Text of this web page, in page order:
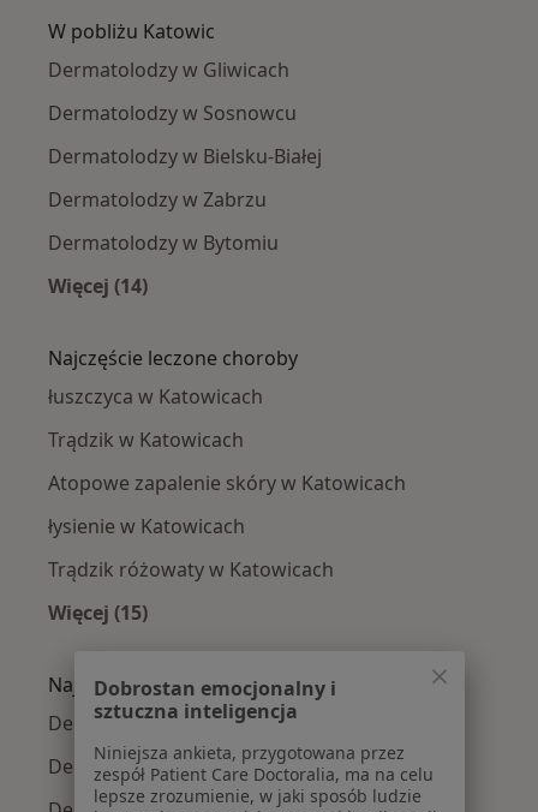
W pobliżu Katowic
Dermatolodzy w Gliwicach
Dermatolodzy w Sosnowcu
Dermatolodzy w Bielsku-Białej
Dermatolodzy w Zabrzu
Dermatolodzy w Bytomiu
Więcej (14)
Najczęście leczone choroby
łuszczyca w Katowicach
Trądzik w Katowicach
Atopowe zapalenie skóry w Katowicach
łysienie w Katowicach
Trądzik różowaty w Katowicach
Więcej (15)
Najpopularniejsze ubezpieczenia
Dermatolodzy z Allianz w Katowicach
Dermatolodzy z POLMED w Katowicach
Dobrostan emocjonalny i
sztuczna inteligencja
Niniejsza ankieta, przygotowana przez
zespół Patient Care Doctoralia, ma na celu
lepsze zrozumienie, w jaki sposób ludzie